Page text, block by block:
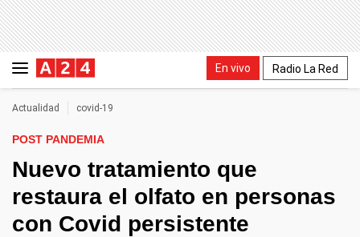
En vivo Radio La Red
Actualidad covid-19
POST PANDEMIA
Nuevo tratamiento que
restaura el olfato en personas
con Covid persistente